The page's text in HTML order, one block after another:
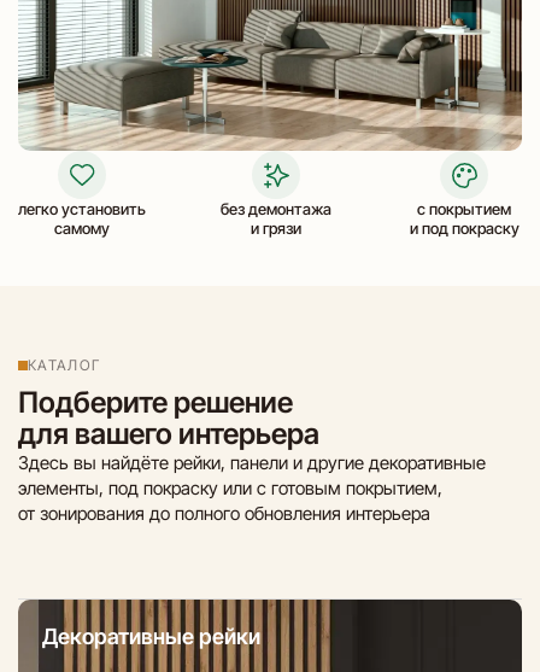
легко установить
самому
без демонтажа
и грязи
с покрытием
и под покраску
Подберите решение
для вашего интерьера
КАТАЛОГ
Здесь вы найдёте рейки, панели и другие декоративные
элементы, под покраску или с готовым покрытием,
от зонирования до полного обновления интерьера
Декоративные рейки